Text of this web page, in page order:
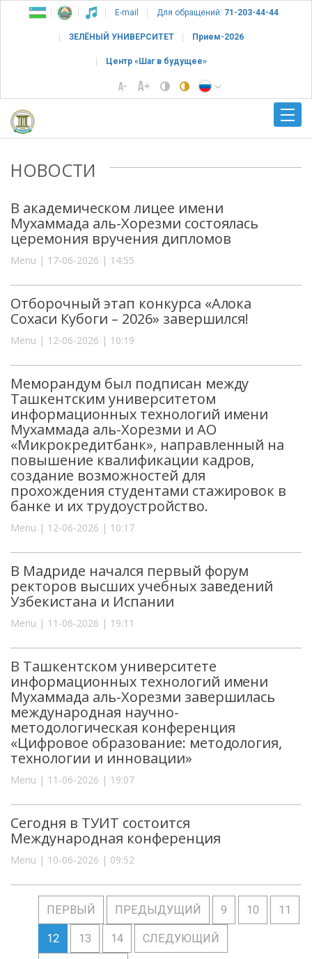
E-mail Для обращений: 71-203-44-44
ЗЕЛЁНЫЙ УНИВЕРСИТЕТ Прием-2026
Центр «Шаг в будущее»
НОВОСТИ
В академическом лицее имени
Мухаммада аль-Хорезми состоялась
церемония вручения дипломов
Menu | 17-06-2026 | 14:55
Отборочный этап конкурса «Алока
Сохаси Кубоги – 2026» завершился!
Menu | 12-06-2026 | 10:19
Меморандум был подписан между
Ташкентским университетом
информационных технологий имени
Мухаммада аль-Хорезми и АО
«Микрокредитбанк», направленный на
повышение квалификации кадров,
создание возможностей для
прохождения студентами стажировок в
банке и их трудоустройство.
Menu | 12-06-2026 | 10:17
В Мадриде начался первый форум
ректоров высших учебных заведений
Узбекистана и Испании
Menu | 11-06-2026 | 19:11
В Ташкентском университете
информационных технологий имени
Мухаммада аль-Хорезми завершилась
международная научно-
методологическая конференция
«Цифровое образование: методология,
технологии и инновации»
Menu | 11-06-2026 | 19:07
Сегодня в ТУИТ состоится
Международная конференция
Menu | 10-06-2026 | 09:52
ПЕРВЫЙ ПРЕДЫДУЩИЙ 9 10 11
12 13 14 СЛЕДУЮЩИЙ